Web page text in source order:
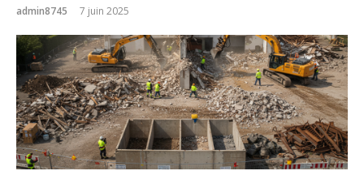
admin8745 7 juin 2025